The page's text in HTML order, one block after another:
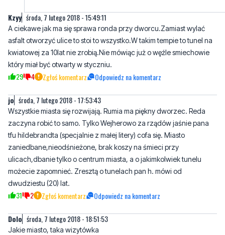
Kzyy środa, 7 lutego 2018 - 15:49:11
A ciekawe jak ma się sprawa ronda przy dworcu.Zamiast wylać
asfalt otworzyć ulice to stoi to wszystko.W takim tempie to tunel na
kwiatowej za 10lat nie zrobią.Nie mówiąc już o węźle smiechowie
który miał być otwarty w styczniu.
29 4 Zgłoś komentarz Odpowiedz na komentarz
jo środa, 7 lutego 2018 - 17:53:43
Wszystkie miasta się rozwijają. Rumia ma piękny dworzec. Reda
zaczyna robić to samo. Tylko Wejherowo za rządów jaśnie pana
tfu hildebrandta (specjalnie z małej litery) cofa się. Miasto
zaniedbane,nieodśnieżone, brak koszy na śmieci przy
ulicach,dbanie tylko o centrum miasta, a o jakimkolwiek tunelu
możecie zapomnieć. Zresztą o tunelach pan h. mówi od
dwudziestu (20) lat.
31 2 Zgłoś komentarz Odpowiedz na komentarz
Dolo środa, 7 lutego 2018 - 18:51:53
Jakie miasto, taka wizytówka